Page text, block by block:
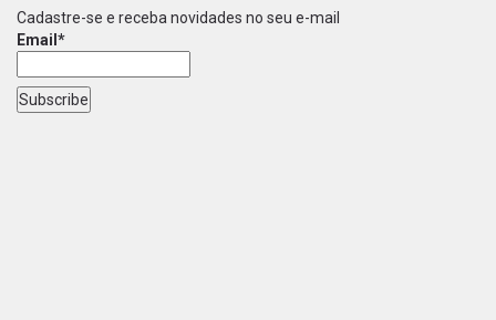
Cadastre-se e receba novidades no seu e-mail
Email*